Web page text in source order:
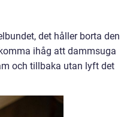
det håller borta den
ihåg att dammsuga
och tillbaka utan lyft det